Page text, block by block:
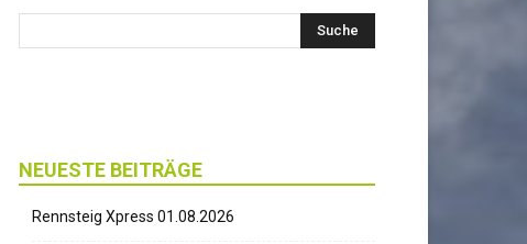
NEUESTE BEITRÄGE
Rennsteig Xpress 01.08.2026